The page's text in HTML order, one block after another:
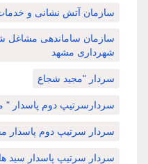
سازمان آتش نشانی و
سازمان ساماندهی مشاغل
شهرداری مشهد
سردار "مجید شجاع
سردارسرتیپ دوم پاسدار "
سردار سرتیپ دوم پاسدار
سردار سرتیپ پاسدار سید